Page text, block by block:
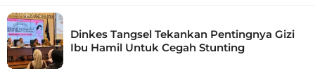
Dinkes Tangsel Tekankan Pentingnya Gizi
Ibu Hamil Untuk Cegah Stunting